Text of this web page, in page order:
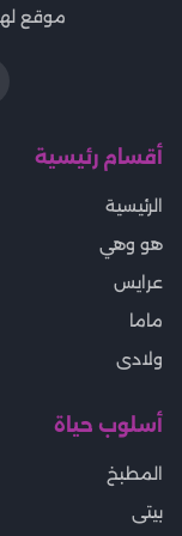
موقع
أقسام رئيسية
الرئيسية
هو وهي
عرايس
ماما
ولادى
أسلوب حياة
المطبخ
بيتى